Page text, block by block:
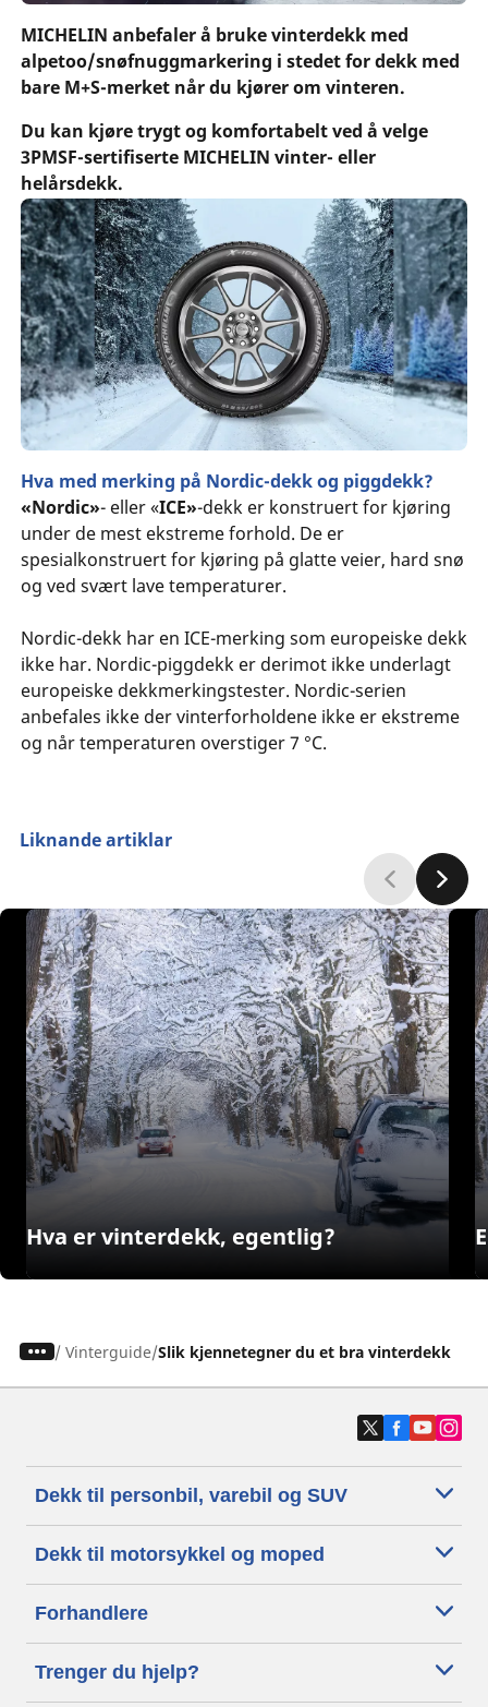
MICHELIN anbefaler å bruke vinterdekk med
alpetoo/snøfnuggmarkering i stedet for dekk med
bare M+S-merket når du kjører om vinteren.
Du kan kjøre trygt og komfortabelt ved å velge
3PMSF-sertifiserte MICHELIN vinter- eller
helårsdekk.
Hva med merking på Nordic-dekk og piggdekk?
«Nordic»- eller «ICE»-dekk er konstruert for kjøring
under de mest ekstreme forhold. De er
spesialkonstruert for kjøring på glatte veier, hard snø
og ved svært lave temperaturer.
Nordic-dekk har en ICE-merking som europeiske dekk
ikke har. Nordic-piggdekk er derimot ikke underlagt
europeiske dekkmerkingstester. Nordic-serien
anbefales ikke der vinterforholdene ikke er ekstreme
og når temperaturen overstiger 7 °C.
Liknande artiklar
Hva er vinterdekk, egentlig?
/ Vinterguide Slik kjennetegner du et bra vinterdekk
Dekk til personbil, varebil og SUV
Dekk til motorsykkel og moped
Forhandlere
Trenger du hjelp?